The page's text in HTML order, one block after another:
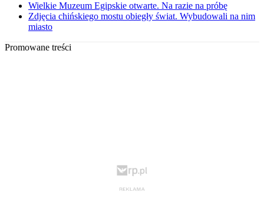
Wielkie Muzeum Egipskie otwarte. Na razie na próbę
Zdjęcia chińskiego mostu obiegły świat. Wybudowali na nim
miasto
Promowane treści